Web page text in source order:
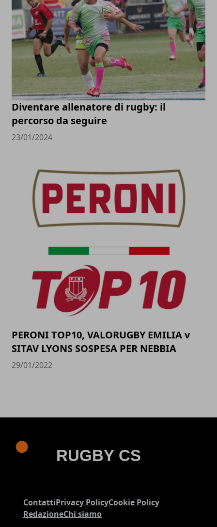
Diventare allenatore di rugby: il
percorso da seguire
23/01/2024
PERONI TOP10, VALORUGBY EMILIA v
SITAV LYONS SOSPESA PER NEBBIA
29/01/2022
ContattiPrivacy PolicyCookie Policy
RedazioneChi siamo